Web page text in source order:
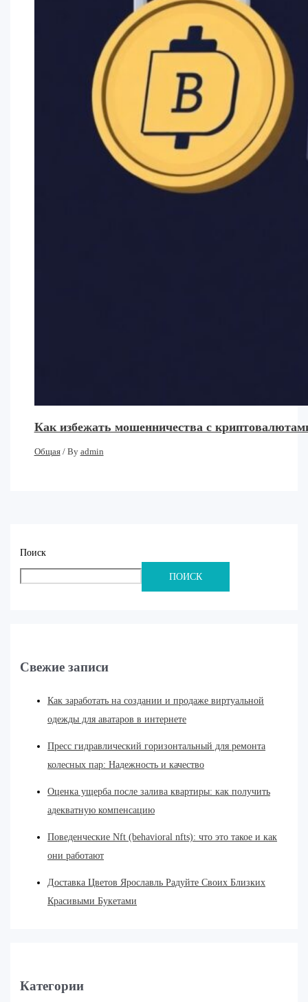
Как избежать мошенничества с
Общая/ By admin
Поиск
ПОИСК
Свежие записи
Как заработать на создании и продаже виртуальной
одежды для аватаров в интернете
Пресс гидравлический горизонтальный для ремонта
колесных пар: Надежность и качество
Оценка ущерба после залива квартиры: как получить
адекватную компенсацию
Поведенческие Nft (behavioral nfts): что это такое и как
они работают
Доставка Цветов Ярославль Радуйте Своих Близких
Красивыми Букетами
Категории